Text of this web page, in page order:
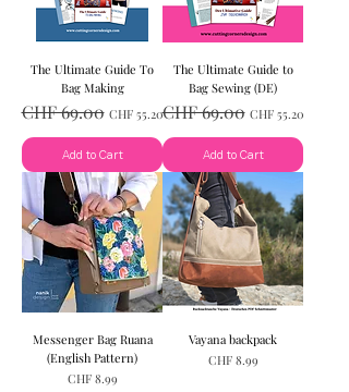
The Ultimate Guide To
Bag Making
Regular Price
CHF 69.00 Sale Price
CHF 55.20
Add to Cart
The Ultimate Guide to
Bag Sewing (DE)
Regular Price
CHF 69.00 Sale Price
CHF 55.20
Add to Cart
Messenger Bag Ruana
(English Pattern)
Price
CHF 8.99
Vayana backpack
Price
CHF 8.99